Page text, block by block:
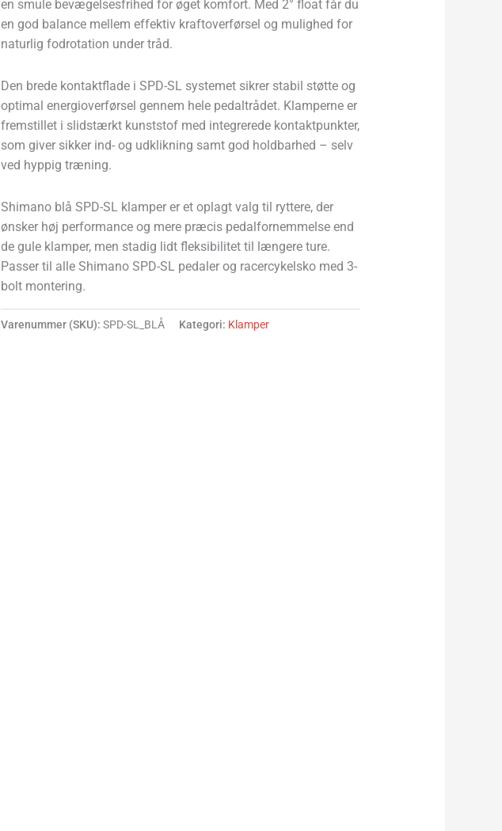
en smule bevægelsesfrihed for øget komfort. Med 2° float får du
en god balance mellem effektiv kraftoverførsel og mulighed for
naturlig fodrotation under tråd.
Den brede kontaktflade i SPD-SL systemet sikrer stabil støtte og
optimal energioverførsel gennem hele pedaltrådet. Klamperne er
fremstillet i slidstærkt kunststof med integrerede kontaktpunkter,
som giver sikker ind- og udklikning samt god holdbarhed – selv
ved hyppig træning.
Shimano blå SPD-SL klamper er et oplagt valg til ryttere, der
ønsker høj performance og mere præcis pedalfornemmelse end
de gule klamper, men stadig lidt fleksibilitet til længere ture.
Passer til alle Shimano SPD-SL pedaler og racercykelsko med 3-
bolt montering.
Varenummer (SKU):SPD-SL_BLÅ Kategori: Klamper